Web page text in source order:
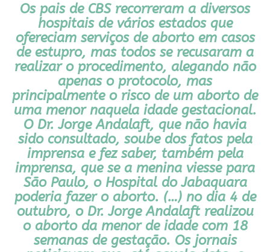
Os pais de CBS recorreram a diversos
hospitais de vários estados que
ofereciam serviços de aborto em casos
de estupro, mas todos se recusaram a
realizar o procedimento, alegando não
apenas o protocolo, mas
principalmente o risco de um aborto de
uma menor naquela idade gestacional.
O Dr. Jorge Andalaft, que não havia
sido consultado, soube dos fatos pela
imprensa e fez saber, também pela
imprensa, que se a menina viesse para
São Paulo, o Hospital do Jabaquara
poderia fazer o aborto. (…) no dia 4 de
outubro, o Dr. Jorge Andalaft realizou
o aborto da menor de idade com 18
semanas de gestação. Os jornais